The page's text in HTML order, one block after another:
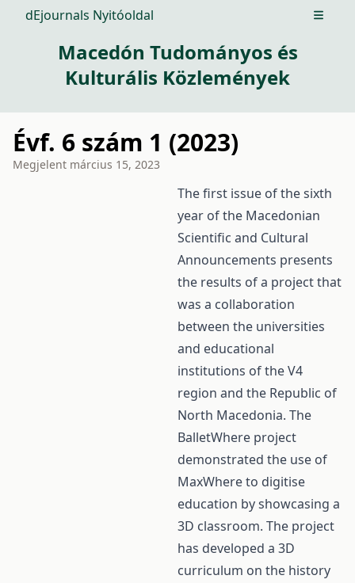
dEjournals Nyitóoldal Open
Macedón Tudományos és
Kulturális Közlemények
Évf. 6 szám 1 (2023)
Megjelent március 15, 2023
The first issue of the sixth
year of the Macedonian
Scientific and Cultural
Announcements presents
the results of a project that
was a collaboration
between the universities
and educational
institutions of the V4
region and the Republic of
North Macedonia. The
BalletWhere project
demonstrated the use of
MaxWhere to digitise
education by showcasing a
3D classroom. The project
has developed a 3D
curriculum on the history